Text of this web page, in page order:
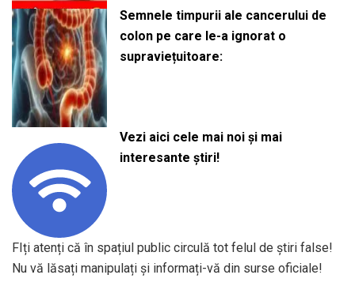
Semnele timpurii ale cancerului de
colon pe care le-a ignorat o
supraviețuitoare:
Vezi aici cele mai noi și mai
interesante știri!
FIți atenți că în spațiul public circulă tot felul de știri false!
Nu vă lăsați manipulați și informați-vă din surse oficiale!